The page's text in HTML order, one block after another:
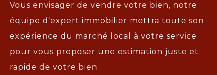
Vous envisager de vendre votre bien, notre
équipe d'expert immobilier mettra toute son
expérience du marché local à votre service
pour vous proposer une estimation juste et
rapide de votre bien.